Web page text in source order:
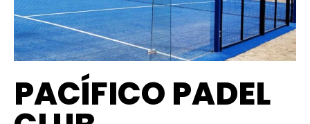
PACÍFICO PADEL